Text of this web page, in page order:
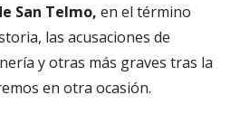
San Telmo, en el término
las acusaciones de
y otras más graves tras la
en otra ocasión.